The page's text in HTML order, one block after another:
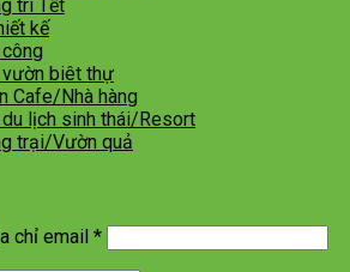
trí Tết
kế
công
vườn biêt thự
Cafe/Nhà hàng
du lịch sinh thái/Resort
trại/Vườn quả
chỉ email *